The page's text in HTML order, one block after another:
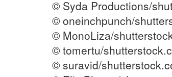
© Syda Productions/
© oneinchpunch/
© MonoLiza/
© tomertu/
© suravid/